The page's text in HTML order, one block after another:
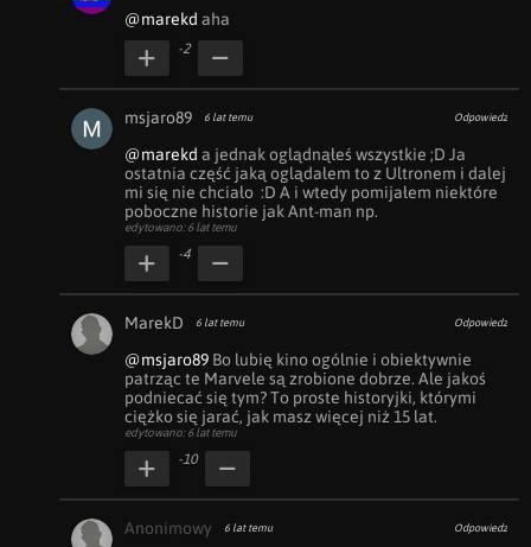
@marekd aha
-2
msjaro89 6 lat temu Odpowiedz
@marekd a jednak oglądnąłeś wszystkie ;D Ja
ostatnia część jaką oglądałem to z Ultronem i dalej
mi się nie chciało  :D A i wtedy pomijałem niektóre
poboczne historie jak Ant-man np.
edytowano: 6 lat temu
-4
MarekD 6 lat temu Odpowiedz
@msjaro89 Bo lubię kino ogólnie i obiektywnie
patrząc te Marvele są zrobione dobrze. Ale jakoś
podniecać się tym? To proste historyjki, którymi
ciężko się jarać, jak masz więcej niż 15 lat.
edytowano: 6 lat temu
-10
Anonimowy 6 lat temu Odpowiedz